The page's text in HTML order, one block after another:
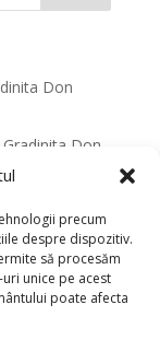
precum
despre dispozitiv.
să procesăm
unice pe acest
poate afecta
Don
Don
Sector 2